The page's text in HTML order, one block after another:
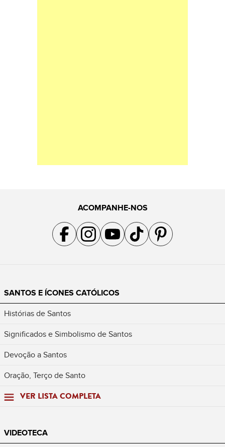
ACOMPANHE-NOS
Acompanhe a gente no Facebook
Acompanhe a gente no Instagram
Acompanhe a gente no YouTube
Acompanhe a gente no TikTok
Acompanhe a gente no
SANTOS E ÍCONES CATÓLICOS
Histórias de Santos
Significados e Simbolismo de Santos
Devoção a Santos
Oração, Terço de Santo
VER LISTA COMPLETA
VIDEOTECA